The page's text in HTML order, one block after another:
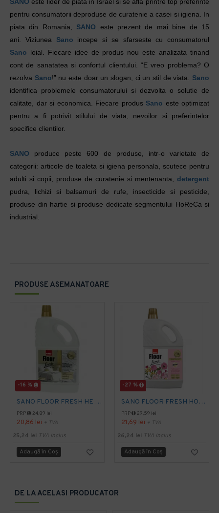
PRODUSE ASEMANATOARE
-16 %
SANO FLOOR FRESH HE LUXURY Manual, 2L, detergent pardoseala
PRP 24,89 lei
20,86 lei + TVA
25,24 lei TVA inclus
Adaugă în Coş
-27 %
SANO FLOOR FRESH HOME FLORAL TOUCH, 2 L
PRP 29,59 lei
21,69 lei + TVA
26,24 lei TVA inclus
Adaugă în Coş
DE LA ACELASI PRODUCATOR
pentru consumatorii deproduse de curatenie a casei si igiena. In
piata din Romania, SANO este prezent de mai bine de 15
ani. Viziunea Sano incepe si se sfarseste cu consumatorul
Sano loial. Fiecare idee de produs nou este analizata tinand
cont de sanatatea si confortul clientului. “E vreo problema? O
rezolva Sano!” nu este doar un slogan, ci un stil de viata. Sano
identifica problemele consumatorului si dezvolta o solutie de
calitate, dar si economica. Fiecare produs Sano este optimizat
pentru a fi potrivit stilului de viata, nevoilor si preferintelor
specifice clientilor.
SANO produce peste 600 de produse, intr-o varietate de
categorii: articole de toaleta si igiena personala, scutece pentru
adulti si copii, produse de curatenie si mentenanta, detergent
pudra, lichizi si balsamuri de rufe, insecticide si pesticide,
produse din hartie si produse dedicate segmentului HoReCa si
industrial.